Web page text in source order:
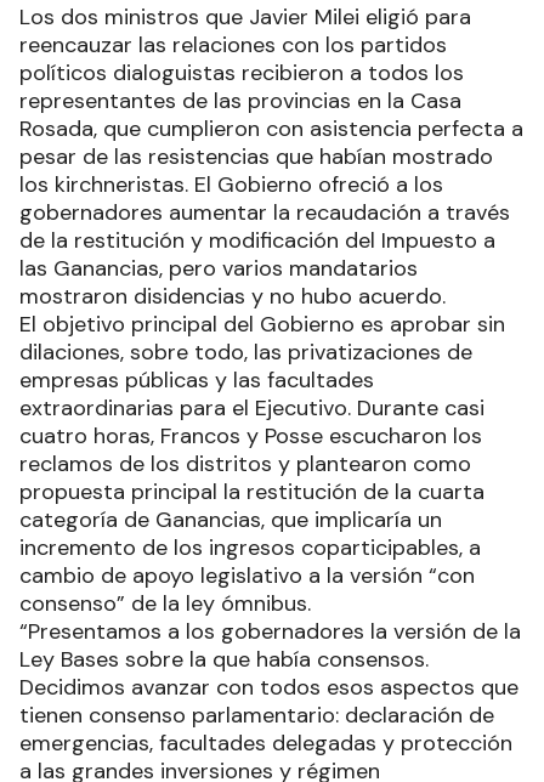
Los dos ministros que Javier Milei eligió para
reencauzar las relaciones con los partidos
políticos dialoguistas recibieron a todos los
representantes de las provincias en la Casa
Rosada, que cumplieron con asistencia perfecta a
pesar de las resistencias que habían mostrado
los kirchneristas. El Gobierno ofreció a los
gobernadores aumentar la recaudación a través
de la restitución y modificación del Impuesto a
las Ganancias, pero varios mandatarios
mostraron disidencias y no hubo acuerdo.
El objetivo principal del Gobierno es aprobar sin
dilaciones, sobre todo, las privatizaciones de
empresas públicas y las facultades
extraordinarias para el Ejecutivo. Durante casi
cuatro horas, Francos y Posse escucharon los
reclamos de los distritos y plantearon como
propuesta principal la restitución de la cuarta
categoría de Ganancias, que implicaría un
incremento de los ingresos coparticipables, a
cambio de apoyo legislativo a la versión “con
consenso” de la ley ómnibus.
“Presentamos a los gobernadores la versión de la
Ley Bases sobre la que había consensos.
Decidimos avanzar con todos esos aspectos que
tienen consenso parlamentario: declaración de
emergencias, facultades delegadas y protección
a las grandes inversiones y régimen